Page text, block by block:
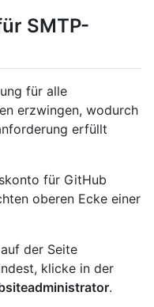
SMTP-
für alle
erzwingen, wodurch
erfüllt
für GitHub
oberen Ecke einer
der Seite
klicke in der
.